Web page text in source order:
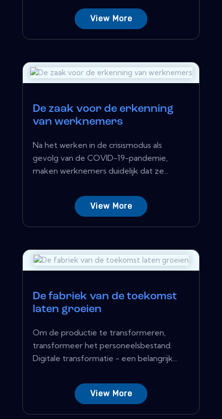
View More
De zaak voor de erkenning
van werknemers
Na het werken in de crisismodus als
gevolg van de COVID-19-pandemie,
maken werknemers duidelijk dat ze...
View More
De fabriek van de toekomst
laten groeien
Om de productie te transformeren,
transformeer het personeelsbestand.
Digitale transformatie - een belangrijk...
View More